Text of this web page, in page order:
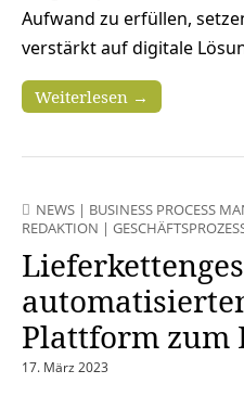
Aufwand zu erfüllen,
verstärkt auf digitale
Weiterlesen →
NEWS | BUSINESS PROCESS
REDAKTION |
Plattform zum
17. März 2023